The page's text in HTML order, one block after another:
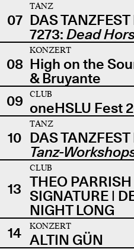
07
TANZ
DAS
7273: Dead
08
KONZERT
High on the
& Bruyante
09
CLUB
oneHSLU Fest
10
TANZ
DAS
Tanz-
13
CLUB
THEO
SIGNATURE |
NIGHT LONG
14
KONZERT
ALTIN GÜN